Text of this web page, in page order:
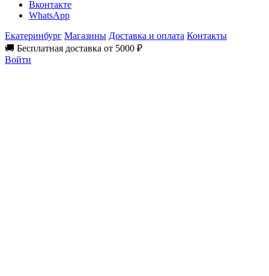
Вконтакте
WhatsApp
Екатеринбург Магазины Доставка и оплата Контакты
🚚 Бесплатная доставка от 5000 ₽
Войти